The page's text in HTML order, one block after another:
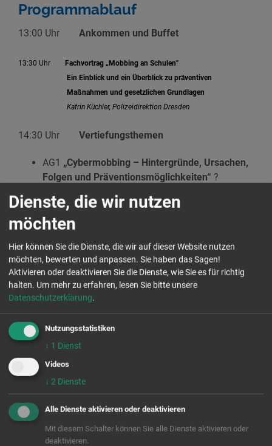
Programmablauf
13:00 Uhr Ankommen und Buffet
13:30 Uhr Fachvortrag „Mobbing an Schulen"
Ein Einblick und ein Überblick zu präventiven
Maßnahmen und gesetzlichen Grundlagen
Katrin Küchler, Polizeidirektion Dresden
14:30 Uhr Vertiefungsthemen
AG1 „Cybermobbing – Hintergründe, Ursachen,
Folgen und Präventionsmöglichkeiten“ ?
Eva Dietrich, Landesfilmdienst Sachsen e. V.
AG2„Streiten, brüllen, stressen –
Praxisaustausch und Strategien im Umgang mit
Reingard Brendler & Mandy Merker, Aktion
Zivilcourage e. V.
„Konflikte im Klassenzimmer spielerisch
lösen – Die Forumtheatermethode“
Sachsen e. V.
Anwendung von Techniken der Mediation in
Elterngesprächen“
Klaus Schmidt, Ausbilder interkulturelle
Mediation - interculture.de e. V.
16:40 Uhr Abschluss und Fazit
Sebastian Reißig,
Aktion Zivilcourage e. V.
Dienste, die wir nutzen
möchten
Hier können Sie die Dienste, die wir auf dieser Website nutzen
möchten, bewerten und anpassen. Sie haben das Sagen!
Aktivieren oder deaktivieren Sie die Dienste, wie Sie es für richtig
halten. Um mehr zu erfahren, lesen Sie bitte unsere
Datenschutzerklärung.
Nutzungsstatistiken
↓ 1 Dienst
Videos
↓ 2 Dienste
Alle Dienste aktivieren oder deaktivieren
Mit diesem Schalter können Sie alle Dienste aktivieren oder
deaktivieren.